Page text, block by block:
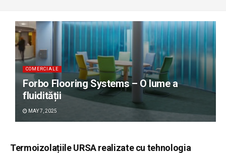
COMERCIALE
Forbo Flooring Systems – O lume a
fluidității
MAY 7, 2025
Termoizolațiile URSA realizate cu tehnologia